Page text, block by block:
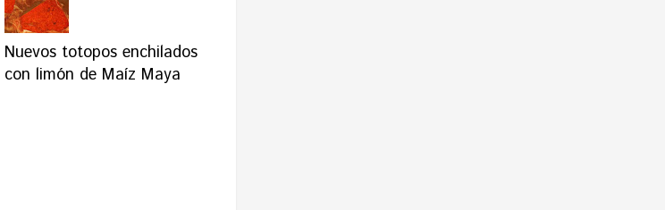
Nuevos totopos enchilados
con limón de Maíz Maya